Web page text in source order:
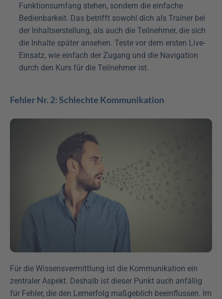
Funktionsumfang stehen, sondern die einfache
Bedienbarkeit. Das betrifft sowohl dich als Trainer bei
der Inhaltserstellung, als auch die Teilnehmer, die sich
die Inhalte später ansehen. Teste vor dem ersten Live-
Einsatz, wie einfach der Zugang und die Navigation
durch den Kurs für die Teilnehmer ist.
Fehler Nr. 2: Schlechte Kommunikation
Für die Wissensvermittlung ist die Kommunikation ein
zentraler Aspekt. Deshalb ist dieser Punkt auch anfällig
für Fehler, die den Lernerfolg maßgeblich beeinflussen. Im